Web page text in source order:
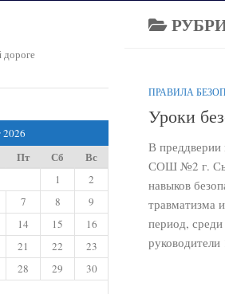
ПРАВИЛА
Уроки
В
СОШ №2 г.
навыков
травматизма
период,
руководители
дороге
2026
Пт Сб Вс
1
2
7 8
9
14 15
16
21 22
23
28 29
30